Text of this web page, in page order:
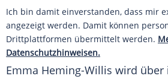
Ich bin damit einverstanden, dass mir
angezeigt werden. Damit können
Drittplattformen übermittelt werden.
Datenschutzhinweisen.
Emma Heming-Willis wird über